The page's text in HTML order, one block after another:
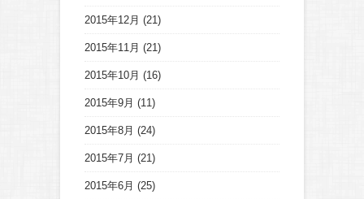
2015年12月 (21)
2015年11月 (21)
2015年10月 (16)
2015年9月 (11)
2015年8月 (24)
2015年7月 (21)
2015年6月 (25)